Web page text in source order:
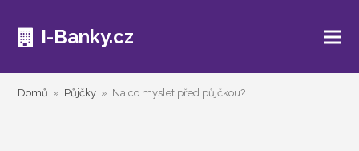
I-Banky.cz
Domů » Půjčky » Na co myslet před půjčkou?